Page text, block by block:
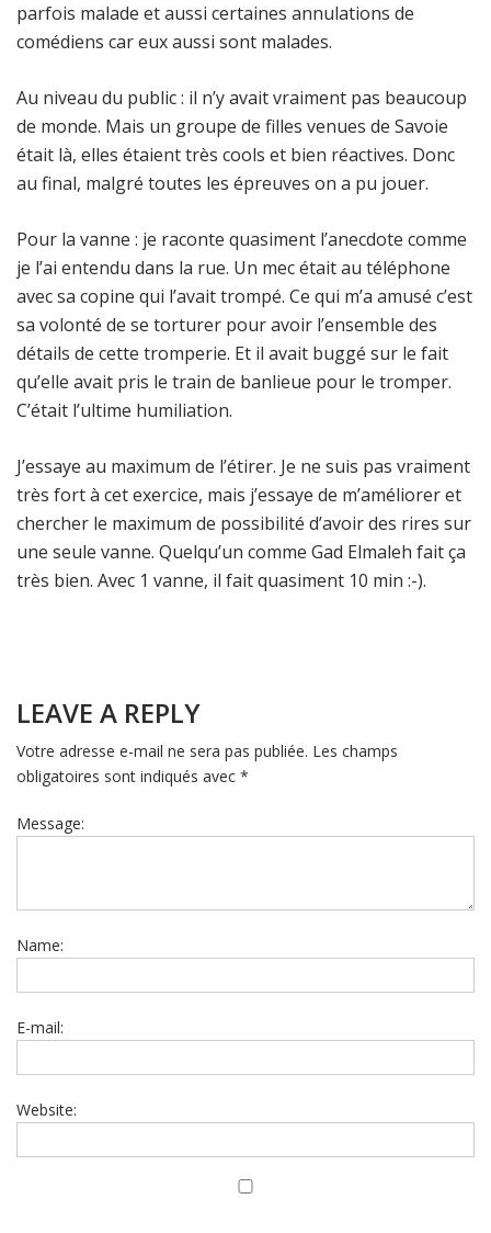
parfois malade et aussi certaines annulations de
comédiens car eux aussi sont malades.
Au niveau du public : il n’y avait vraiment pas beaucoup
de monde. Mais un groupe de filles venues de Savoie
était là, elles étaient très cools et bien réactives. Donc
au final, malgré toutes les épreuves on a pu jouer.
Pour la vanne : je raconte quasiment l’anecdote comme
je l’ai entendu dans la rue. Un mec était au téléphone
avec sa copine qui l’avait trompé. Ce qui m’a amusé c’est
sa volonté de se torturer pour avoir l’ensemble des
détails de cette tromperie. Et il avait buggé sur le fait
qu’elle avait pris le train de banlieue pour le tromper.
C’était l’ultime humiliation.
J’essaye au maximum de l’étirer. Je ne suis pas vraiment
très fort à cet exercice, mais j’essaye de m’améliorer et
chercher le maximum de possibilité d’avoir des rires sur
une seule vanne. Quelqu’un comme Gad Elmaleh fait ça
très bien. Avec 1 vanne, il fait quasiment 10 min :-).
LEAVE A REPLY
Votre adresse e-mail ne sera pas publiée. Les champs
obligatoires sont indiqués avec *
Message:
Name:
E-mail:
Website: